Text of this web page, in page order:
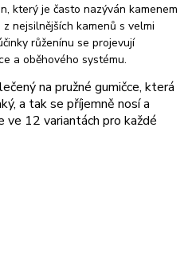
který je často nazýván kamenem
nejsilnějších kamenů s velmi
růženínu se projevují
a oběhového systému.
na pružné gumičce, která
a tak se příjemně nosí a
ve 12 variantách pro každé